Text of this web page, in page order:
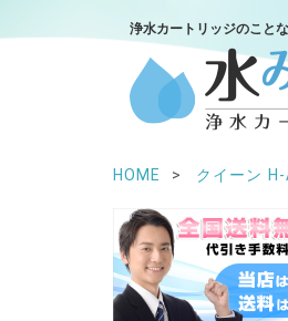
浄水カートリッジのこと
HOME クイーン H-